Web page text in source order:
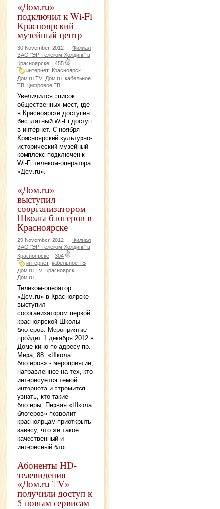
«Дом.ru»
подключил к Wi-Fi
Красноярский
музейный центр
30 November, 2012 — Филиал
ЗАО "ЭР-Телеком Холдинг" в
Красноярске
455
интернет
Красноярск
Дом.ru TV Дом.ru кабельное
ТВ цифровое ТВ
Увеличился список
общественных мест, где
в Красноярске доступен
бесплатный Wi-Fi доступ
в интернет. С ноября
Красноярский культурно-
исторический музейный
комплекс подключен к
Wi-Fi телеком-оператора
«Дом.ru».
«Дом.ru»
выступил
соорганизатором
Школы блогеров в
Красноярске
29 November, 2012 — Филиал
ЗАО "ЭР-Телеком Холдинг" в
Красноярске | 304
интернет кабельное ТВ
Дом.ru TV Красноярск
Дом.ru
Телеком-оператор
«Дом.ru» в Красноярске
выступил
соорганизатором первой
красноярской Школы
блогеров. Мероприятие
пройдёт 1 декабря 2012 в
Доме кино по адресу пр.
Мира, 88. «Школа
блогеров» - мероприятие,
направленное на тех, кто
интересуется темой
интернета и стремится
узнать, кто такие
блогеры. Первая «Школа
блогеров» позволит
красноярцам приоткрыть
завесу, что же такое
качественный и
интересный блог.
Абоненты HD-
телевидения
«Дом.ru TV»
получили доступ к
5 новым сервисам